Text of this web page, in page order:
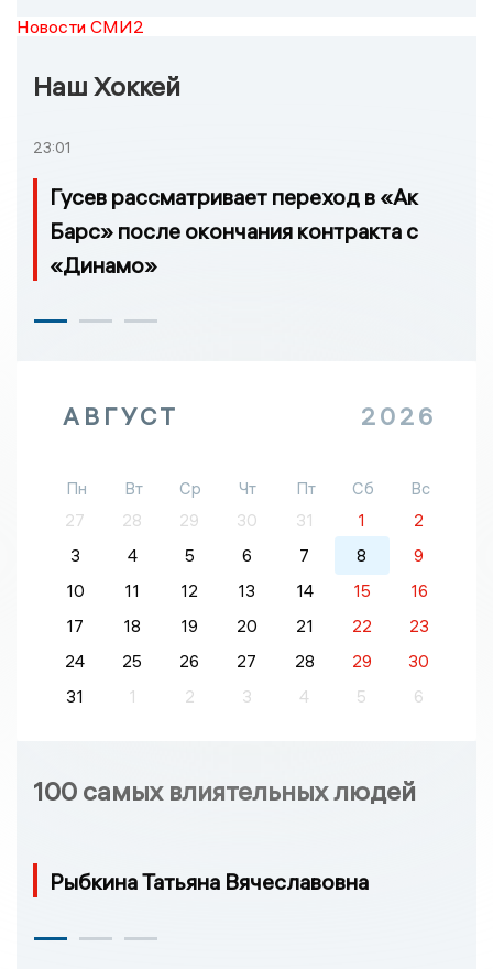
Новости СМИ2
Наш Хоккей
23:01
Гусев рассматривает переход в «Ак
Барс» после окончания контракта с
«Динамо»
АВГУСТ 2026
Пн Вт Ср Чт Пт Сб
Вс
27
28 29 30 31 1
2
3
4 5 6 7 8
9
10
11 12 13 14 15
16
17
18 19 20 21 22
23
24
25 26 27 28 29
30
31
1 2 3 4 5 6
100 самых влиятельных людей
Рыбкина Татьяна Вячеславовна